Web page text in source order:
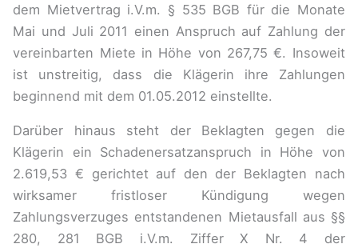
dem Mietvertrag i.V.m. § 535 BGB für die Monate
Mai und Juli 2011 einen Anspruch auf Zahlung der
vereinbarten Miete in Höhe von 267,75 €. Insoweit
ist unstreitig, dass die Klägerin ihre Zahlungen
beginnend mit dem 01.05.2012 einstellte.
Darüber hinaus steht der Beklagten gegen die
Klägerin ein Schadenersatzanspruch in Höhe von
2.619,53 € gerichtet auf den der Beklagten nach
wirksamer fristloser Kündigung wegen
Zahlungsverzuges entstandenen Mietausfall aus §§
280, 281 BGB i.V.m. Ziffer X Nr. 4 der